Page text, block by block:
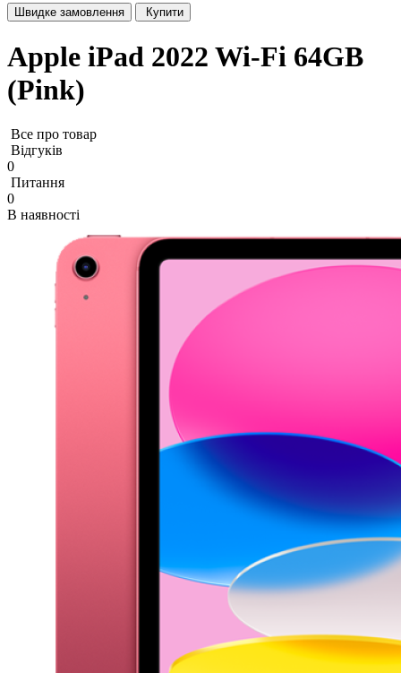
Швидке замовлення Купити
Apple iPad 2022 Wi-Fi 64GB
(Pink)
Все про товар
Відгуків
0
Питання
0
В наявності